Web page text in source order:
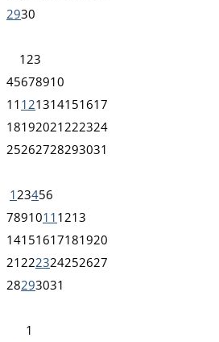
2930
1 23
45678910
11 121314151617
18192021 222324
25262728293031
1 23456
7891011 1213
14151617181920
21 222324252627
28293031
1